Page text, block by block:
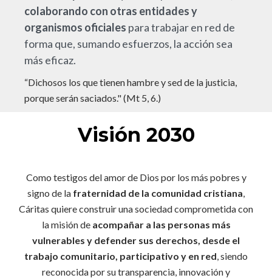
colaborando con otras entidades y
organismos oficiales para trabajar en red de
forma que, sumando esfuerzos, la acción sea
más eficaz.
“Dichosos los que tienen hambre y sed de la justicia,
porque serán saciados." (Mt 5, 6.)
Visión 2030
Como testigos del amor de Dios por los más pobres y
signo de la fraternidad de la comunidad cristiana,
Cáritas quiere construir una sociedad comprometida con
la misión de acompañar a las personas más
vulnerables y defender sus derechos, desde el
trabajo comunitario, participativo y en red, siendo
reconocida por su transparencia, innovación y